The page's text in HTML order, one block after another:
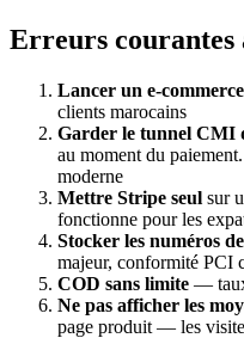
Erreurs courantes
Lancer un e-
clients marocains
Garder le tunnel CMI
au moment du
moderne
Mettre Stripe seul sur
fonctionne pour les
Stocker les numéros
majeur, conformité PCI
COD sans limite —
Ne pas afficher les
page produit — les